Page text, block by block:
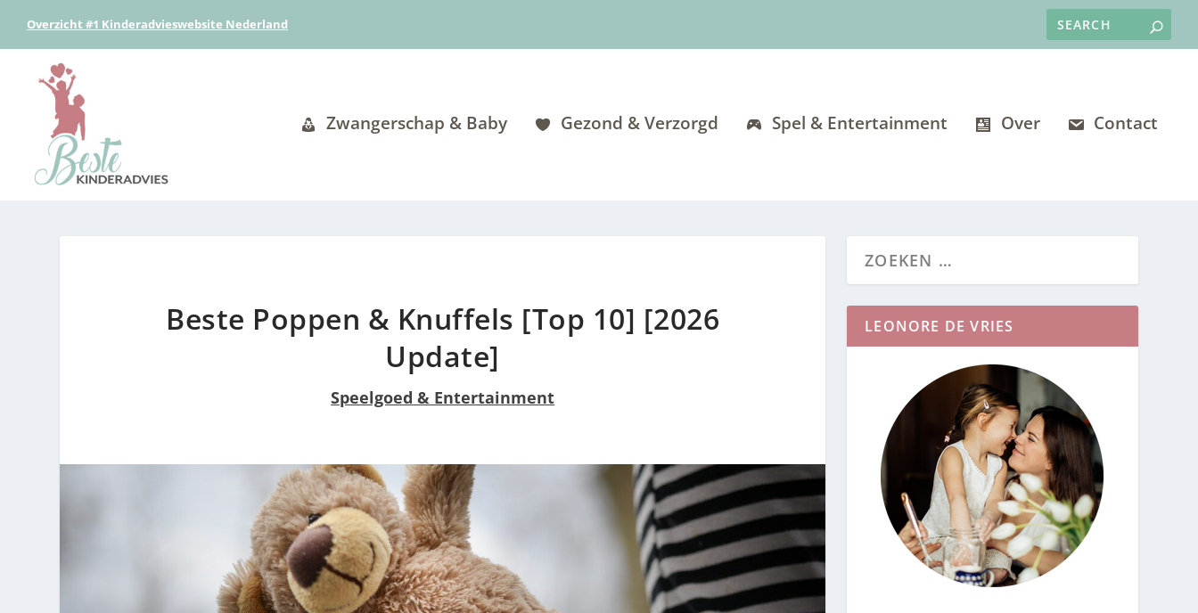
Overzicht #1 Kinderadvieswebsite Nederland
Zwangerschap & Baby Gezond & Verzorgd Spel & Entertainment Over Contact
Beste Poppen & Knuffels [Top 10] [2026
Update]
Speelgoed & Entertainment
LEONORE DE VRIES